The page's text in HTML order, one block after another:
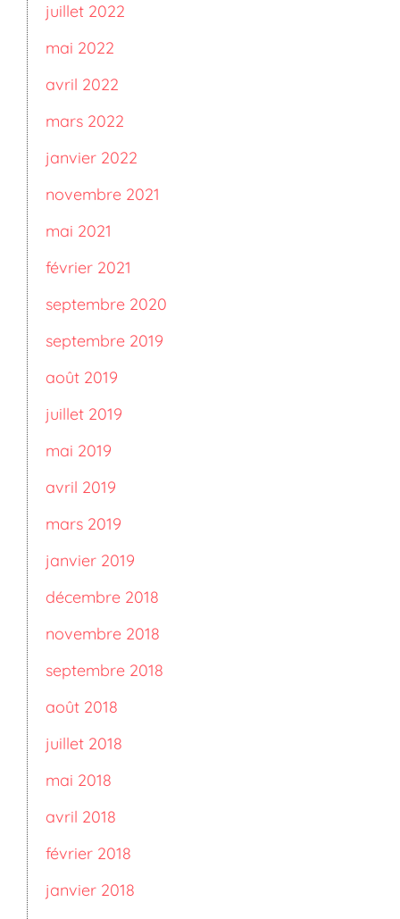
juillet 2022
mai 2022
avril 2022
mars 2022
janvier 2022
novembre 2021
mai 2021
février 2021
septembre 2020
septembre 2019
août 2019
juillet 2019
mai 2019
avril 2019
mars 2019
janvier 2019
décembre 2018
novembre 2018
septembre 2018
août 2018
juillet 2018
mai 2018
avril 2018
février 2018
janvier 2018